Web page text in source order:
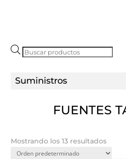
Búsqueda
FUENTES
Mostrando los 13 resultados